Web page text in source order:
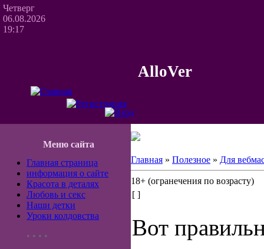
Четверг
06.08.2026
19:17
AlloVer
Меню сайта
Главная страница
информация о сайте
Красота в деталях
Любовь и секс
Наши детки
Уроки колдовства
• • • •
Главная » Полезное » Для
18+ (огранечения по возрасту)
[ ]
Вот